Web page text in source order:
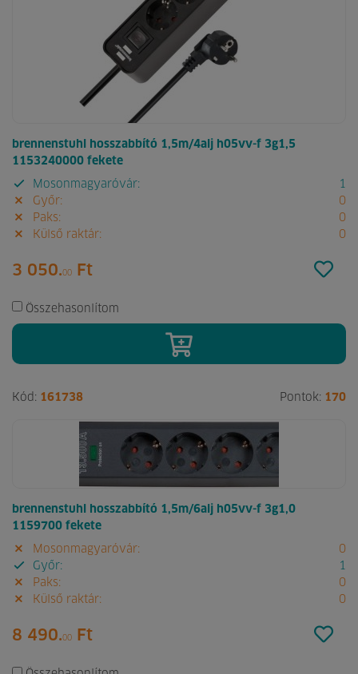
brennenstuhl hosszabbító 1,5m/4alj h05vv-f 3g1,5
1153240000 fekete
Mosonmagyaróvár:
1
Győr:
0
Paks:
0
Külső raktár:
0
3 050.00 Ft
Összehasonlítom
Kód: 161738 Pontok: 170
brennenstuhl hosszabbító 1,5m/6alj h05vv-f 3g1,0
1159700 fekete
Mosonmagyaróvár:
0
Győr:
1
Paks:
0
Külső raktár:
0
8 490.00 Ft